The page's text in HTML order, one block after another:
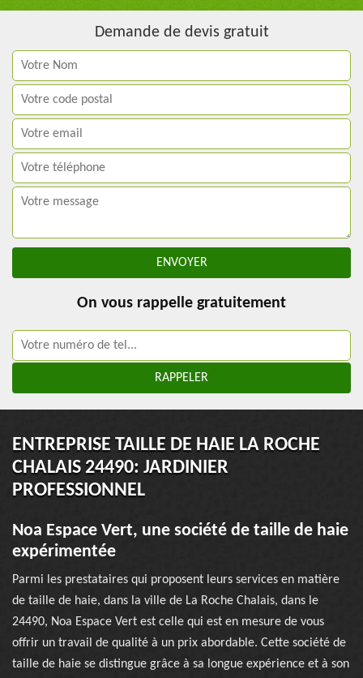
Demande de devis gratuit
On vous rappelle gratuitement
ENTREPRISE TAILLE DE HAIE LA ROCHE
CHALAIS 24490: JARDINIER
PROFESSIONNEL
Noa Espace Vert, une société de taille de haie
expérimentée
Parmi les prestataires qui proposent leurs services en matière
de taille de haie, dans la ville de La Roche Chalais, dans le
24490, Noa Espace Vert est celle qui est en mesure de vous
offrir un travail de qualité à un prix abordable. Cette société de
taille de haie se distingue grâce à sa longue expérience et à son